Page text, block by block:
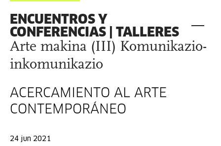
ENCUENTROS Y
CONFERENCIAS | TALLERES
Arte makina (III) Komunikazio-
inkomunikazio
ACERCAMIENTO AL ARTE
CONTEMPORÁNEO
24 jun 2021